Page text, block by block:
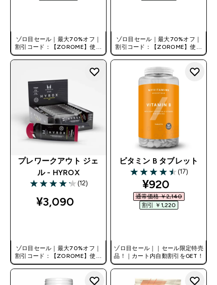
ゾロ目セール｜最大70%オフ｜
割引コード：【ZOROME】使用
で追加10%オフ！
ゾロ目セール｜最大70%オフ｜
割引コード：【ZOROME】使用
で追加10%オフ！
プレワークアウト ジェ
ル - HYROX
4.17 out of 5 stars
(12)
¥3,090‎
ゾロ目セール｜最大70%オフ｜
割引コード：【ZOROME】使用
で追加10%オフ！
ビタミン B タブレット
4.53 out of 5 stars
(17)
discounted
¥920‎
通常価格 ￥2,140‎
割引 ￥1,220‎
ゾロ目セール｜｜セール限定特売
品！｜カート内自動割引をGET！